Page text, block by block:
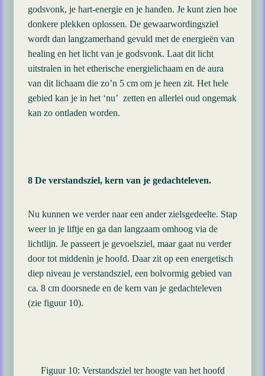
godsvonk, je hart-energie en je handen. Je kunt zien hoe
donkere plekken oplossen. De gewaarwordingsziel
wordt dan langzamerhand gevuld met de energieën van
healing en het licht van je godsvonk. Laat dit licht
uitstralen in het etherische energielichaam en de aura
van dit lichaam die zo’n 5 cm om je heen zit. Het hele
gebied kan je in het ‘nu’ zetten en allerlei oud ongemak
kan zo ontladen worden.
8 De verstandsziel, kern van je gedachteleven.
Nu kunnen we verder naar een ander zielsgedeelte. Stap
weer in je liftje en ga dan langzaam omhoog via de
lichtlijn. Je passeert je gevoelsziel, maar gaat nu verder
door tot middenin je hoofd. Daar zit op een energetisch
diep niveau je verstandsziel, een bolvormig gebied van
ca. 8 cm doorsnede en de kern van je gedachteleven
(zie figuur 10).
Figuur 10: Verstandsziel ter hoogte van het hoofd